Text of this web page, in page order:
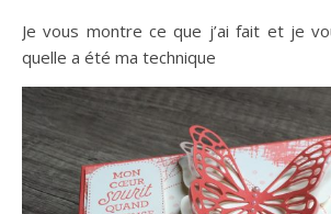
Je vous montre ce que j’ai fait et je
quelle a été ma technique